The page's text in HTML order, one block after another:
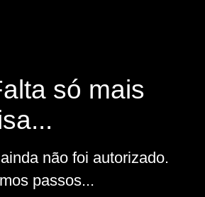
só mais
não foi autorizado.
passos...